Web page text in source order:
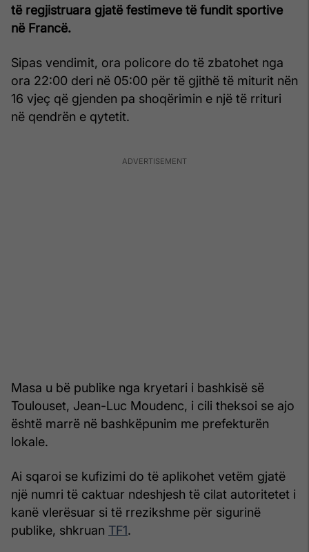
të regjistruara gjatë festimeve të fundit sportive
në Francë.
Sipas vendimit, ora policore do të zbatohet nga
ora 22:00 deri në 05:00 për të gjithë të miturit nën
16 vjeç që gjenden pa shoqërimin e një të rrituri
në qendrën e qytetit.
Masa u bë publike nga kryetari i bashkisë së
Toulouset, Jean-Luc Moudenc, i cili theksoi se ajo
është marrë në bashkëpunim me prefekturën
lokale.
Ai sqaroi se kufizimi do të aplikohet vetëm gjatë
një numri të caktuar ndeshjesh të cilat autoritetet i
kanë vlerësuar si të rrezikshme për sigurinë
publike, shkruan TF1.